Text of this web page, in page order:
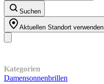
Suchen
Aktuellen Standort verwenden
Kategorien
Damensonnenbrillen